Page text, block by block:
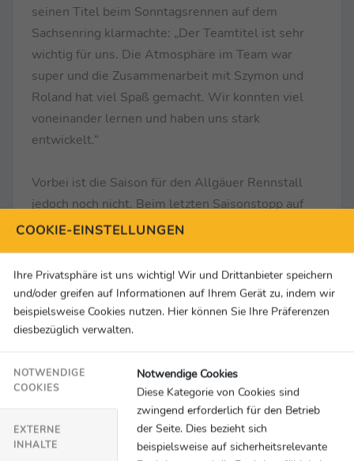
seinen Titel beim Sonntagsrennen auf dem
Sachsenring klarmachte: „Der Teamtitel ist sehr
wichtig für uns. Die Atmosphäre im Team war
super und die Zusammenarbeit mit Szymon und
Roland hat viel Spaß gemacht. Wir konnten viel
voneinander lernen und haben uns stark
entwickelt.“
Vorbei ist die Saison für den Allgäuer Rennstall
jedoch noch nicht. Beim letzten Saisonstopp auf
dem Hockenheimring hat Junior Szymon Ladniak
machen und somit auch den vierten möglichen
Titel für das Team abzuräumen. Bereits im letzten
Jahr vollbrachte das Engstler-Team das
Kunststück, alle vier Titel der ADAC TCR Germany
weit davon weg, diese beeindruckende Leistung zu
wiederholen.
COOKIE-EINSTELLUNGEN
Ihre Privatsphäre ist uns wichtig! Wir und Drittanbieter speichern
und/oder greifen auf Informationen auf Ihrem Gerät zu, indem wir
beispielsweise Cookies nutzen. Hier können Sie Ihre Präferenzen
diesbezüglich verwalten.
NOTWENDIGE
COOKIES
EXTERNE
INHALTE
Notwendige Cookies
Diese Kategorie von Cookies sind
zwingend erforderlich für den Betrieb
der Seite. Dies bezieht sich
beispielsweise auf sicherheitsrelevante